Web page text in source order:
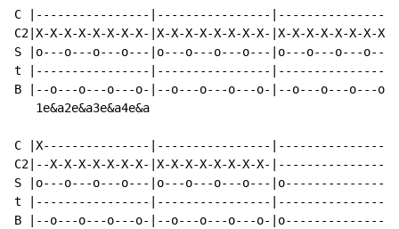
C |----------------|----------------
C2|X-X-X-X-X-X-X-X-|X-X-X-X-X-X-X-X-|X-X-X-X-X-X-X-
S |o---o---o---o---|o---o---o---o---|o---o---o---
t |----------------|----------------|----------------
B |--o---o---o---o-|--o---o---o---o-|--o---o---o---
   1e&a2e&a3e&a4e&a
C |X---------------|----------------
C2|--X-X-X-X-X-X-X-|X-X-X-X-X-X-X-X-
S |o---o---o---o---|o---o---o---o---
t |----------------|----------------|----------------
B |--o---o---o---o-|--o---o---o---o-